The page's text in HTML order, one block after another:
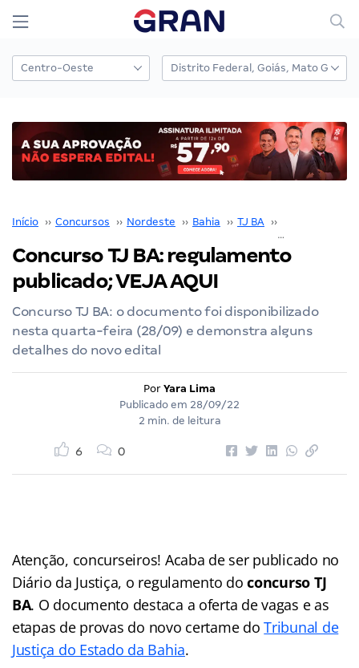
Início ›› Concursos ›› Nordeste ›› Bahia ›› TJ BA ››
Concurso TJ BA: regulamento
publicado; VEJA AQUI
Concurso TJ BA: o documento foi disponibilizado
nesta quarta-feira (28/09) e demonstra alguns
detalhes do novo edital
Por Yara Lima
Publicado em 28/09/22
2 min. de leitura
6 0
Atenção, concurseiros! Acaba de ser publicado no
Diário da Justiça, o regulamento doconcurso TJ
BA. O documento destaca a oferta de vagas e as
etapas de provas do novo certame doTribunal de
Justiça do Estado da Bahia.